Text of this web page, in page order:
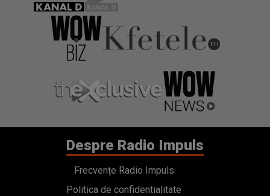
Despre Radio Impuls
Frecvențe Radio Impuls
Politica de confidentialitate